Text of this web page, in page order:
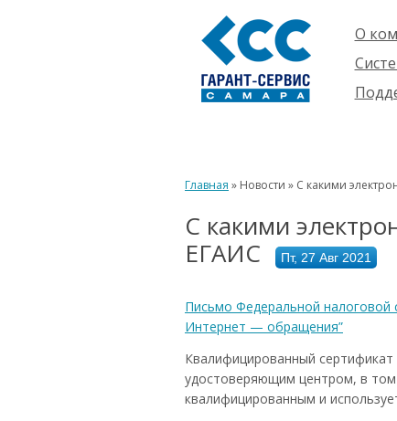
О
О
Главная » Новости » С какими
С какими
ЕГАИС
Пт, 27 Авг 2021
Письмо Федеральной налоговой
Интернет — обращения”
Квалифицированный
удостоверяющим центром, в
квалифицированным и